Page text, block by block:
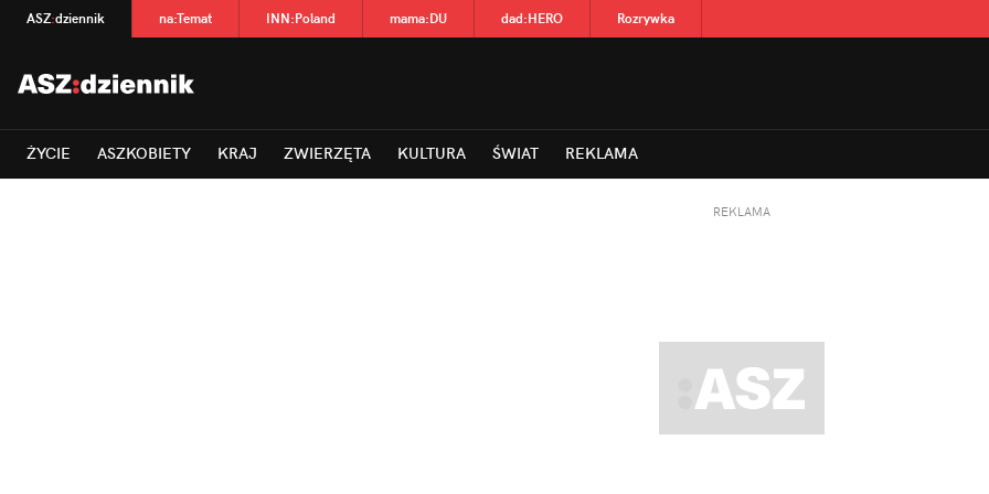
ASZ:dziennik na:Temat INN:Poland mama:DU dad:HERO Rozrywka
ŻYCIE ASZKOBIETY KRAJ ZWIERZĘTA KULTURA ŚWIAT REKLAMA
REKLAMA